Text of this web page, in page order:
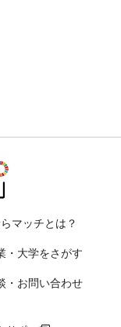
マッチとは？
・大学をさがす
・お問い合わせ